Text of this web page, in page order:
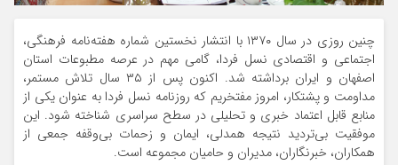
چنین روزی در سال ۱۳۷۰ با انتشار نخستین شماره هفته‌نامه فرهنگی،
اجتماعی و اقتصادی نسل فردا، گامی مهم در عرصه مطبوعات استان
اصفهان و ایران برداشته شد. اکنون پس از ۳۵ سال تلاش مستمر،
مداومت و پشتکار، امروز مفتخریم که روزنامه نسل فردا به عنوان یکی از
منابع قابل اعتماد خبری و تحلیلی در سطح سراسری شناخته شود. این
موفقیت بی‌تردید نتیجه همدلی، ایمان و زحمات بی‌وقفه جمعی از
همکاران، خبرنگاران، مدیران و حامیان مجموعه است.